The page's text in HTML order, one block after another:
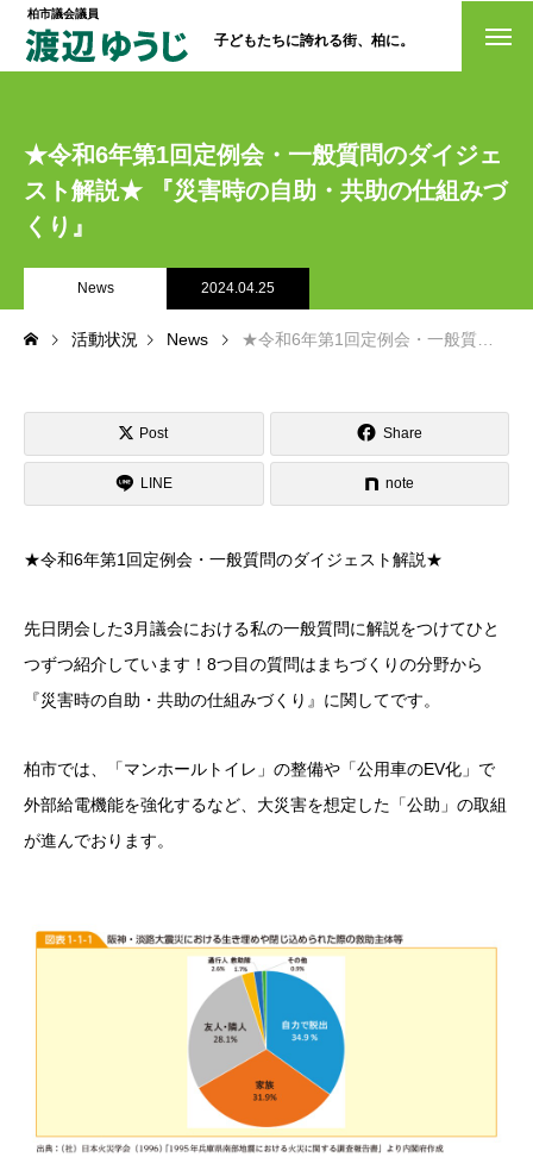
柏市議会議員
子どもたちに誇れる街、柏に。
政策
経歴・プロフィール
NO選挙カー
選挙ドットコム
★令和6年第1回定例会・一般質問のダイジェ
スト解説★ 『災害時の自助・共助の仕組みづ
くり』
News 2024.04.25
活動状況 News ★令和6年第1回定例会・一般質問のダイジェスト解説★ 『災害時の自助・共助の仕組みづくり』
Post Share
LINE note
★令和6年第1回定例会・一般質問のダイジェスト解説★
先日閉会した3月議会における私の一般質問に解説をつけてひと
つずつ紹介しています！8つ目の質問はまちづくりの分野から
『災害時の自助・共助の仕組みづくり』に関してです。
柏市では、「マンホールトイレ」の整備や「公用車のEV化」で
外部給電機能を強化するなど、大災害を想定した「公助」の取組
が進んでおります。